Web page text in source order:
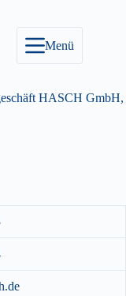
Menü
HASCH GmbH,